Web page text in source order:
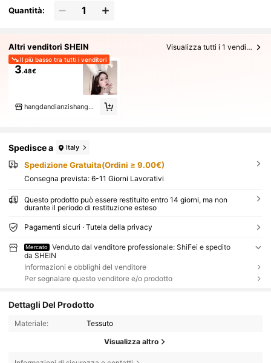
Quantità:
Altri venditori SHEIN Visualizza tutti i 1 venditori
Il più basso tra tutti i venditori
3.48€
hangdandianzishangwushanghang
Spedisce a Italy
Spedizione Gratuita(Ordini ≥ 9.00€)
Consegna prevista: 6-11 Giorni Lavorativi
Questo prodotto può essere restituito entro 14 giorni, ma non
durante il periodo di restituzione esteso
Pagamenti sicuri · Tutela della privacy
Mercato
Venduto dal venditore professionale: ShiFei e spedito
da SHEIN
Informazioni e obblighi del venditore
Per segnalare questo venditore e/o prodotto
Dettagli Del Prodotto
Materiale: Tessuto
Visualizza altro